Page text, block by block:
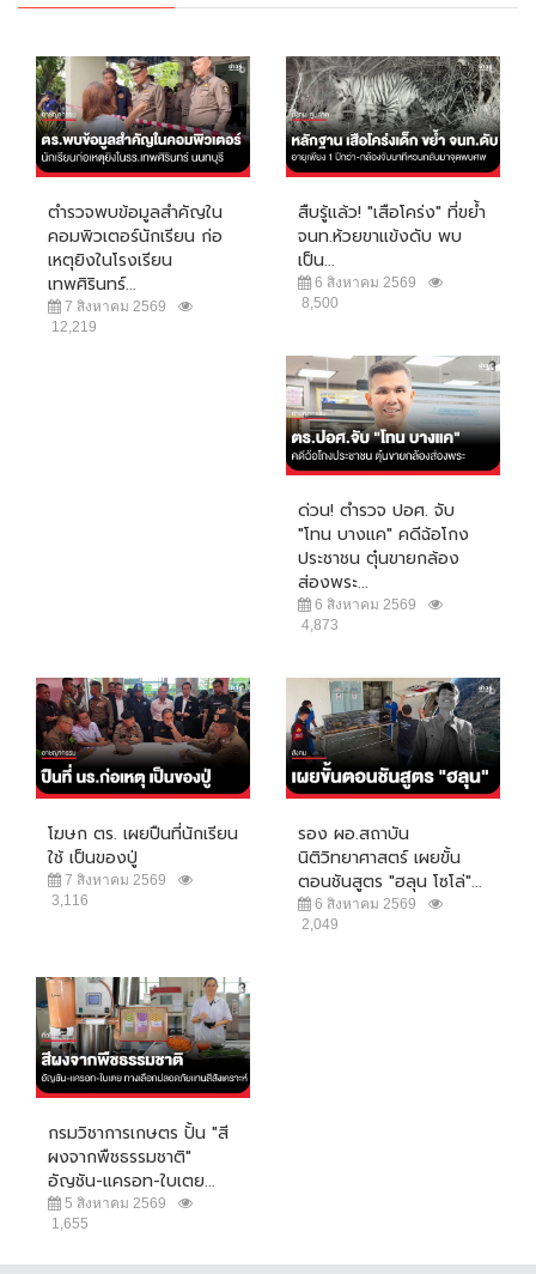
ตำรวจพบข้อมูลสำคัญใน
คอมพิวเตอร์นักเรียน ก่อ
เหตุยิงในโรงเรียน
เทพศิรินทร์...
7 สิงหาคม 2569
12,219
สืบรู้แล้ว! "เสือโคร่ง" ที่ขย้ำ
จนท.ห้วยขาแข้งดับ พบ
เป็น...
6 สิงหาคม 2569
8,500
ด่วน! ตำรวจ ปอศ. จับ
"โทน บางแค" คดีฉ้อโกง
ประชาชน ตุ๋นขายกล้อง
ส่องพระ...
6 สิงหาคม 2569
4,873
โฆษก ตร. เผยปืนที่นักเรียน
ใช้ เป็นของปู่
7 สิงหาคม 2569
3,116
รอง ผอ.สถาบัน
นิติวิทยาศาสตร์ เผยขั้น
ตอนชันสูตร "ฮลุน โซโล่"...
6 สิงหาคม 2569
2,049
กรมวิชาการเกษตร ปั้น "สี
ผงจากพืชธรรมชาติ"
อัญชัน-แครอท-ใบเตย...
5 สิงหาคม 2569
1,655